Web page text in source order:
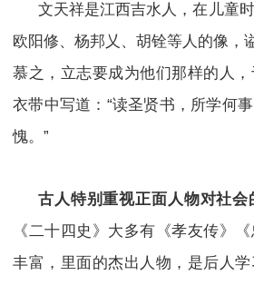
文天祥是江西吉水人，在儿童
欧阳修、杨邦乂、胡铨等人的像，
慕之，立志要成为他们那样的人
衣带中写道：“读圣贤书，所学何
愧。”
古人特别重视正面人物对社会
《二十四史》大多有《孝友传》
丰富，里面的杰出人物，是后人